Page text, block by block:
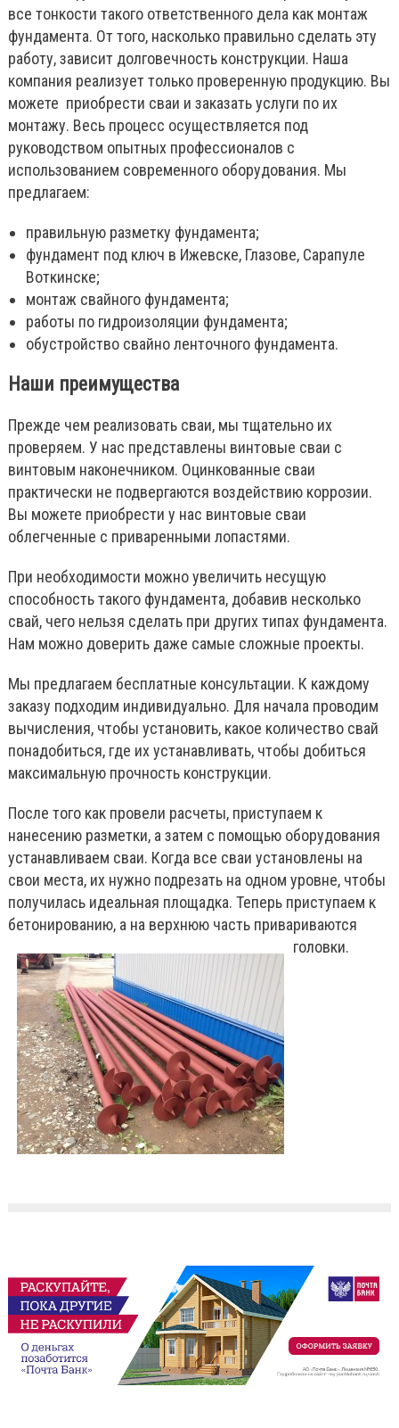
все тонкости такого ответственного дела как монтаж
фундамента. От того, насколько правильно сделать эту
работу, зависит долговечность конструкции. Наша
компания реализует только проверенную продукцию. Вы
можете приобрести сваи и заказать услуги по их
монтажу. Весь процесс осуществляется под
руководством опытных профессионалов с
использованием современного оборудования. Мы
предлагаем:
правильную разметку фундамента;
фундамент под ключ в Ижевске, Глазове, Сарапуле
Воткинске;
монтаж свайного фундамента;
работы по гидроизоляции фундамента;
обустройство свайно ленточного фундамента.
Наши преимущества
Прежде чем реализовать сваи, мы тщательно их
проверяем. У нас представлены винтовые сваи с
винтовым наконечником. Оцинкованные сваи
практически не подвергаются воздействию коррозии.
Вы можете приобрести у нас винтовые сваи
облегченные с приваренными лопастями.
При необходимости можно увеличить несущую
способность такого фундамента, добавив несколько
свай, чего нельзя сделать при других типах фундамента.
Нам можно доверить даже самые сложные проекты.
Мы предлагаем бесплатные консультации. К каждому
заказу подходим индивидуально. Для начала проводим
вычисления, чтобы установить, какое количество свай
понадобиться, где их устанавливать, чтобы добиться
максимальную прочность конструкции.
После того как провели расчеты, приступаем к
нанесению разметки, а затем с помощью оборудования
устанавливаем сваи. Когда все сваи установлены на
свои места, их нужно подрезать на одном уровне, чтобы
получилась идеальная площадка. Теперь приступаем к
бетонированию, а на верхнюю часть привариваются
головки.